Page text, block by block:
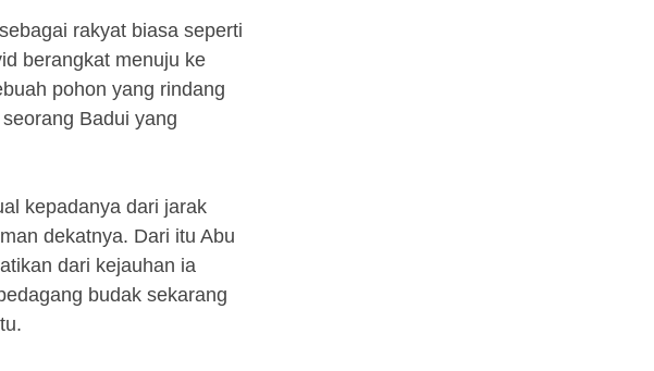
rakyat biasa seperti
berangkat menuju ke
pohon yang rindang
Badui yang
kepadanya dari jarak
dekatnya. Dari itu Abu
dari kejauhan ia
budak sekarang